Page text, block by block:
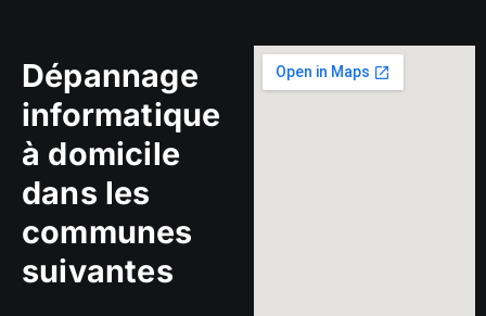
Dépannage
informatique
à domicile
dans les
communes
suivantes